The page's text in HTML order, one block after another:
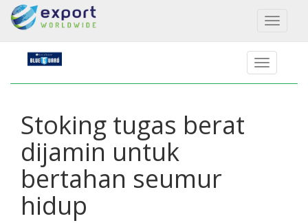
Toggle
Stoking tugas berat
dijamin untuk
bertahan seumur
hidup